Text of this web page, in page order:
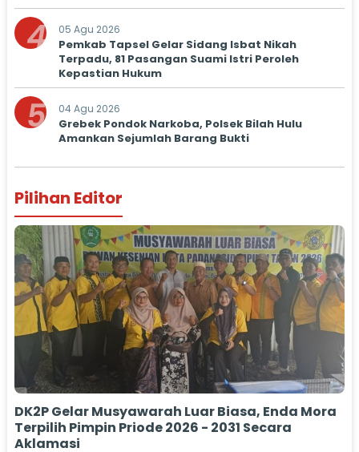
4 05 Agu 2026
Pemkab Tapsel Gelar Sidang Isbat Nikah
Terpadu, 81 Pasangan Suami Istri Peroleh
Kepastian Hukum
5 04 Agu 2026
Grebek Pondok Narkoba, Polsek Bilah Hulu
Amankan Sejumlah Barang Bukti
Pilihan Editor
DK2P Gelar Musyawarah Luar Biasa, Enda Mora
Terpilih Pimpin Priode 2026 - 2031 Secara
Aklamasi